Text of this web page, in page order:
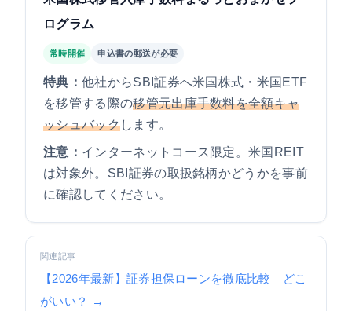
ログラム
常時開催 申込書の郵送が必要
特典： 他社からSBI証券へ米国株式・米国ETF
を移管する際の移管元出庫手数料を全額キャ
ッシュバックします。
注意： インターネットコース限定。米国REIT
は対象外。SBI証券の取扱銘柄かどうかを事前
に確認してください。
関連記事
【2026年最新】証券担保ローンを徹底比較｜どこ
がいい？ →